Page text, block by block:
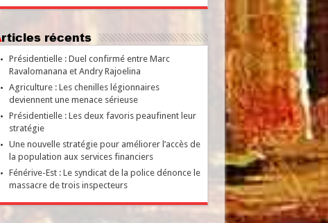
Articles récents
Présidentielle : Duel confirmé entre Marc
Ravalomanana et Andry Rajoelina
Agriculture : Les chenilles légionnaires
deviennent une menace sérieuse
Présidentielle : Les deux favoris peaufinent leur
stratégie
Une nouvelle stratégie pour améliorer l’accès de
la population aux services financiers
Fénérive-Est : Le syndicat de la police dénonce le
massacre de trois inspecteurs